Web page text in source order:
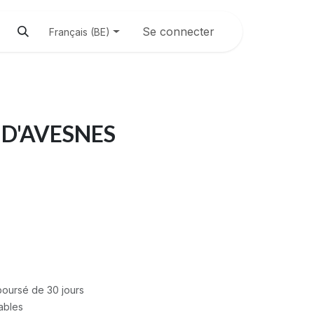
Français (BE) Se connecter
de 30 jours